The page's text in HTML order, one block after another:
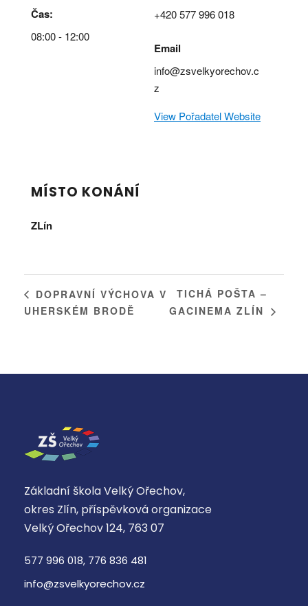
Čas:
08:00 - 12:00
+420 577 996 018
Email
info@zsvelkyorechov.c
z
View Pořadatel Website
MÍSTO KONÁNÍ
ZLín
DOPRAVNÍ VÝCHOVA V
UHERSKÉM BRODĚ
TICHÁ POŠTA –
GACINEMA ZLÍN
Základní škola Velký Ořechov,
okres Zlín, příspěvková organizace
Velký Ořechov 124, 763 07
577 996 018, 776 836 481
info@zsvelkyorechov.cz